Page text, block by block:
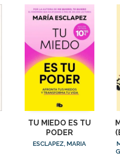
TU MIEDO ES TU
PODER
ESCLAPEZ, MARIA